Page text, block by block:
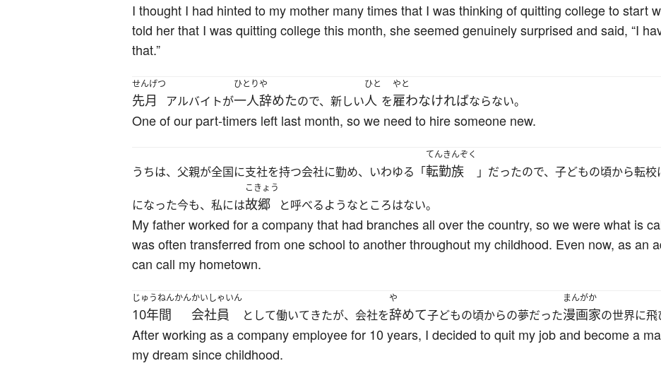
I thought I had hinted to my mother many times that I was thinking of quitting college to start
told her that I was quitting college this month, she seemed genuinely surprised and said, “I
that.”
せんげつ
先月 アルバイトが
ひとり
一人
や
辞めたので、新しい
ひと
人 を
やと
雇わなければならない。
One of our part-timers left last month, so we need to hire someone new.
うちは、父親が全国に支社を持つ会社に勤め、いわゆる「
てんきんぞく
転勤族 」だったので、子どもの頃から転校
になった今も、私には
こきょう
故郷 と呼べるようなところはない。
My father worked for a company that had branches all over the country, so we were what is
was often transferred from one school to another throughout my childhood. Even now, as an
can call my hometown.
じゅうねんかん
10年間
かいしゃいん
会社員 として働いてきたが、会社を
や
辞めて子どもの頃からの夢だった
まんがか
漫画家の世界に飛
After working as a company employee for 10 years, I decided to quit my job and become a
my dream since childhood.